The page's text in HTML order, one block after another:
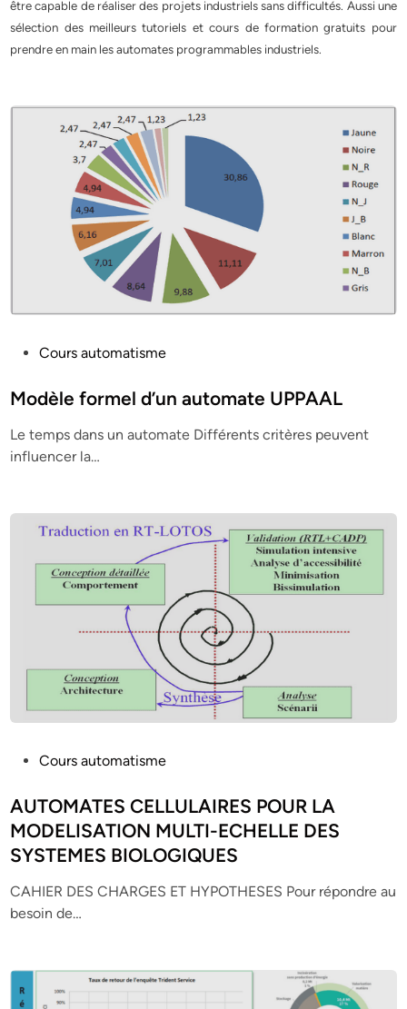
être capable de réaliser des projets industriels sans difficultés. Aussi une
sélection des meilleurs tutoriels et cours de formation gratuits pour
prendre en main les automates programmables industriels.
s
e
d
Cours automatisme
Modèle formel d’un automate UPPAAL
Le temps dans un automate Différents critères peuvent
influencer la…
s
t
e
d
i
n
Cours automatisme
AUTOMATES CELLULAIRES POUR LA
MODELISATION MULTI-ECHELLE DES
SYSTEMES BIOLOGIQUES
CAHIER DES CHARGES ET HYPOTHESES Pour répondre au
besoin de…